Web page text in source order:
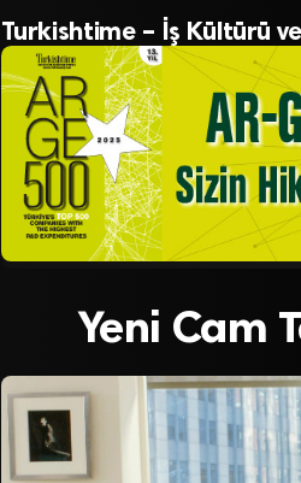
Turkishtime – İş Kültürü
Yeni Cam